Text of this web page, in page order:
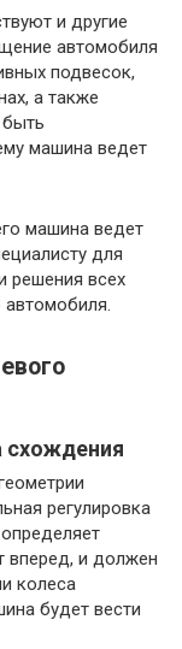
и другие
автомобиля
подвесок,
а также
машина ведет
машина ведет
для
решения всех
схождения
регулировка
вперед, и должен
колеса
будет вести